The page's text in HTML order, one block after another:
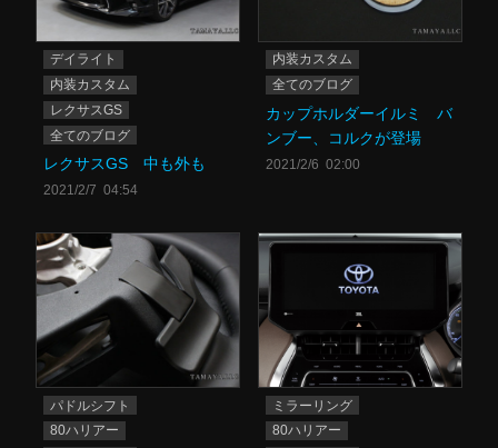
デイライト
内装カスタム
レクサスGS
全てのブログ
レクサスGS 中も外も
2021/2/7 04:54
内装カスタム
全てのブログ
カップホルダーイルミ バ
ンブー、コルクが登場
2021/2/6 02:00
パドルシフト
80ハリアー
ミラーリング
80ハリアー